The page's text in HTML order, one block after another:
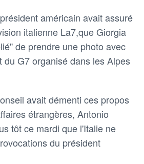
américain avait assuré
italienne La7,que Giorgia
de prendre une photo avec
du G7 organisé dans les Alpes
avait démenti ces propos
étrangères, Antonio
tôt ce mardi que l'Italie ne
du président